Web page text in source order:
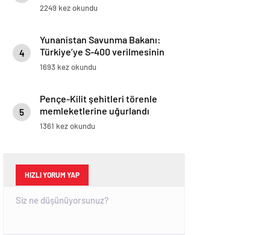
2249 kez okundu
4
Yunanistan Savunma Bakanı:
Türkiye’ye S-400 verilmesinin
amacı NATO’yu bölmek
1693 kez okundu
5
Pençe-Kilit şehitleri törenle
memleketlerine uğurlandı
1361 kez okundu
HIZLI YORUM YAP